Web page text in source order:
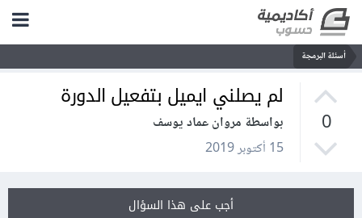
أسئلة البرمجة
0
لم يصلني ايميل بتفعيل الدورة
بواسطة مروان عماد يوسف
15 أكتوبر 2019
أجب على هذا السؤال